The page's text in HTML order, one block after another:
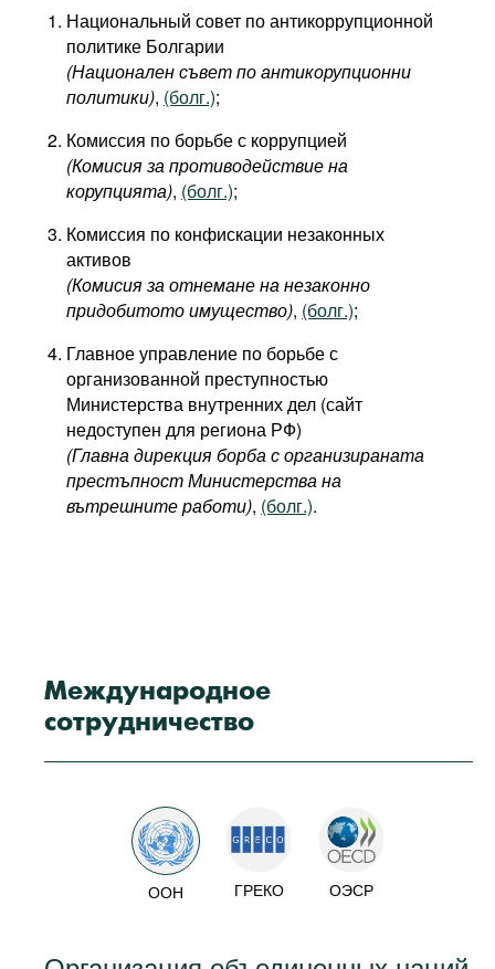
Национальный совет по антикоррупционной
политике Болгарии
(Национален съвет по антикорупционни
политики), (болг.);
Комиссия по борьбе с коррупцией
(Комисия за противодействие на
корупцията), (болг.);
Комиссия по конфискации незаконных
активов
(Комисия за отнемане на незаконно
придобитото имущество), (болг.);
Главное управление по борьбе с
организованной преступностью
Министерства внутренних дел (сайт
недоступен для региона РФ)
(Главна дирекция борба с организираната
престъпност Министерства на
вътрешните работи), (болг.).
Международное
сотрудничество
ООН ГРЕКО ОЭСР